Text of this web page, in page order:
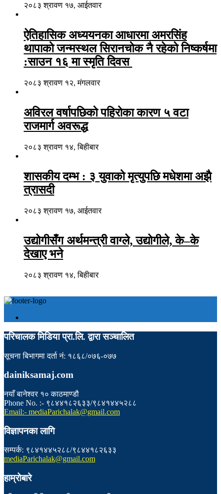
२०८३ श्रावण १७, आईतवार
ऐतिहासिक अध्ययनका आधारमा अमरसिंह
थापाको जन्मस्थल सिरानचोक नै रहेको निष्कर्षमा
:साउन १६ मा स्मृति दिवस
२०८३ श्रावण १२, मंगलवार
अविरल वर्षापछिको पहिरोका कारण ५ वटा
राजमार्ग अवरूद्ध
२०८३ श्रावण १४, बिहीबार
शासकीय दम्भ : ३ युवाको मृत्युपछि मधेशमा अझै
त्रासदी
२०८३ श्रावण १७, आईतवार
उद्योगीसँग अर्थमन्त्री वाग्ले, उद्योगीले, के–के
देखाए भने
२०८३ श्रावण १४, बिहीबार
परिचालक मिडिया प्रा.लि. द्वारा सञ्चालित
सूचना बिभागमा दर्ता नं: १८६८/०७६-०७७
dainiksamaj.com
नयाँ बानेश्वर १० काठमाण्डौ
Phone No. :- ९८४४१८२६३३/९८४१४४५२८८
Email:- mediaParichalak@gmail.com
विज्ञापनका लागि
सम्पर्क: ९८४१४४५२८८/९८४४१८२६३३
mediaParichalak@gmail.com
हाम्राेबारे